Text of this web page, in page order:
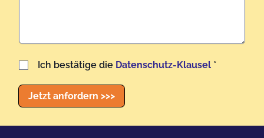
Benutzername
Ich bestätige die Datenschutz-Klausel *
Jetzt anfordern >>>